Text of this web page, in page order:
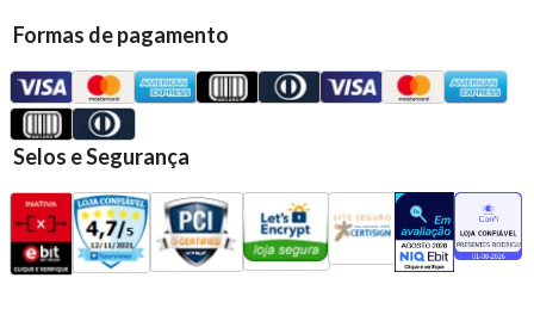
Formas de pagamento
Selos e Segurança